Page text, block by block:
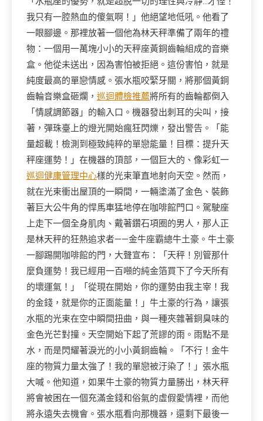
我只有一腔熱血的傻氣啊！」他絕望地低吼。他看了
一眼腳邊。那裡放著一個他為林天秤準備了兩年的禮
物：一個用一萬塊小小的天秤座黃銅齒輪組成的音樂
盒。他從未送出，因為害怕被拒絕。這份害怕，就是
純度最高的單戀情感。張水瓶咬緊牙關，將那個黃銅
齒輪音樂盒砸爛， 巡迴體檢推薦將所有的齒輪都倒入
「情感調節器」的輸入口。機器發出刺耳的尖叫，接
著，彈珠臺上的燈光開始瘋狂閃爍，發出警告。「能
量超載！檢測到極致純粹的單戀能量！目標：提升天
秤座運勢！」在機器的頂部，一個巨大的、像彩虹一
巡迴健康管理中心樣的光束筆直地射向天空。然而，
就在光束衝出屋頂的一瞬間，一輛塗滿了金色、裝飾
著巨大公牛角的悍馬車猛地停在咖啡館門口。駕駛座
上走下一個全身肌肉、戴著鑽石項圈的男人，那人正
是林天秤的狂熱追求者——金牛座霸總牛土豪。牛土豪
一腳踢開咖啡館的門，大聲宣布：「天秤！別管那什
麼負運勢！我已經用一百噸的純金箔買下了今天所有
的壞運氣！」「從現在開始，你的運勢由我主宰！我
的金錢，就是你的正面能量！」牛土豪的行為，讓張
水瓶的光束在空中瞬間扭曲，與一種夾雜著銅臭味的
金色光芒對撞。天空開始下起了荒謬的雨。雨點不是
水，而是閃耀著淚光的小小黃銅齒輪。「不行！金牛
座的物質力量太強了！我的單戀被汙染了！」張水瓶
大喊。他知道，如果牛土豪的物質力量勝出，林天秤
將會被困在一個充滿金錢和俗氣的虛假愛情裡，而他
將永遠失去機會。張水瓶看向那機器，還剩下最後一